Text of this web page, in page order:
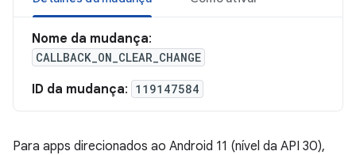
Nome da mudança:
CALLBACK_ON_CLEAR_CHANGE
ID da mudança: 119147584
Para apps direcionados ao Android 11 (nível da API 30),